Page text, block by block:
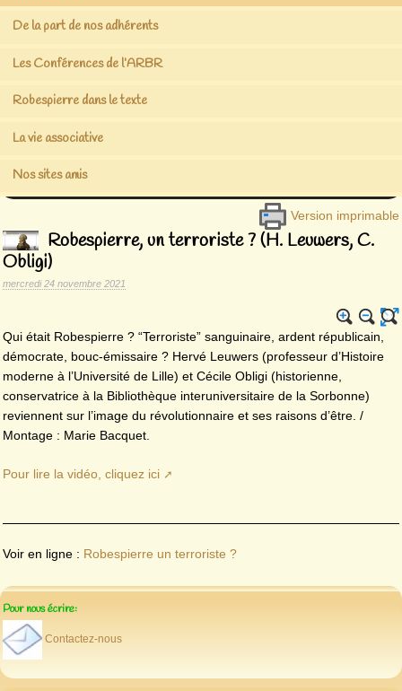
De la part de nos adhérents
Les Conférences de l’ARBR
Robespierre dans le texte
La vie associative
Nos sites amis
Version imprimable
Robespierre, un terroriste ? (H. Leuwers, C.
Obligi)
mercredi 24 novembre 2021
Qui était Robespierre ? “Terroriste” sanguinaire, ardent républicain,
démocrate, bouc-émissaire ? Hervé Leuwers (professeur d’Histoire
moderne à l’Université de Lille) et Cécile Obligi (historienne,
conservatrice à la Bibliothèque interuniversitaire de la Sorbonne)
reviennent sur l’image du révolutionnaire et ses raisons d’être. /
Montage : Marie Bacquet.
Pour lire la vidéo, cliquez ici
Voir en ligne : Robespierre un terroriste ?
Pour nous écrire:
Contactez-nous